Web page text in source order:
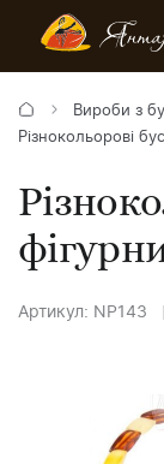
Вироби з
Різнокольорові
Артикул: NP143